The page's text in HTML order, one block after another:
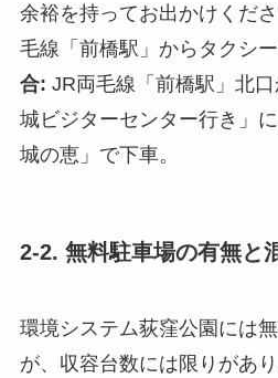
余裕を持ってお出かけくださ
毛線「前橋駅」からタクシ
合: JR両毛線「前橋駅」北
城ビジターセンター行き」
城の恵」で下車。
2-2. 無料駐車場の有無と
環境システム荻窪公園には
が、収容台数には限りがあ